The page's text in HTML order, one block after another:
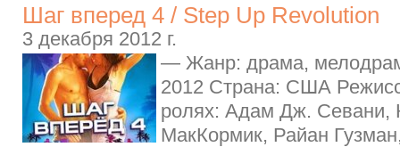
Шаг вперед 4 / Step Up Revolution
3 декабря 2012 г.
— Жанр: драма,
2012 Страна: США
ролях: Адам Дж. Севани,
МакКормик, Райан